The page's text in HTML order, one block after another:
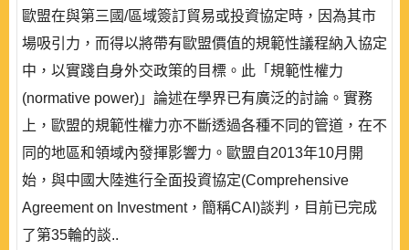
歐盟在與第三國/區域簽訂貿易或投資協定時，因為其市
場吸引力，而得以將帶有歐盟價值的規範性議程納入協定
中，以實踐自身外交政策的目標。此「規範性權力
(normative power)」論述在學界已有廣泛的討論。實務
上，歐盟的規範性權力亦不斷透過各種不同的管道，在不
同的地區和領域內發揮影響力。歐盟自2013年10月開
始，與中國大陸進行全面投資協定(Comprehensive
Agreement on Investment，簡稱CAI)談判，目前已完成
了第35輪的談..